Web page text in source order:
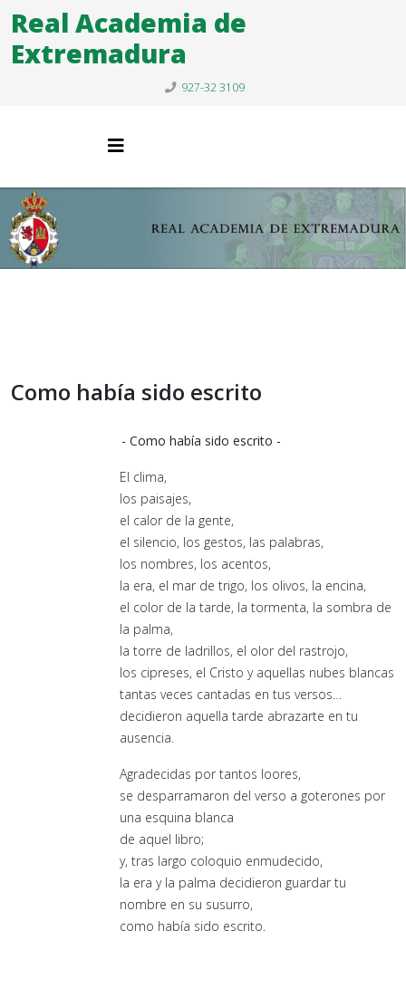
Real Academia de
Extremadura
927-32 3109
Como había sido escrito
- Como había sido escrito -
El clima,
los paisajes,
el calor de la gente,
el silencio, los gestos, las palabras,
los nombres, los acentos,
la era, el mar de trigo, los olivos, la encina,
el color de la tarde, la tormenta, la sombra de
la palma,
la torre de ladrillos, el olor del rastrojo,
los cipreses, el Cristo y aquellas nubes blancas
tantas veces cantadas en tus versos…
decidieron aquella tarde abrazarte en tu
ausencia.
Agradecidas por tantos loores,
se desparramaron del verso a goterones por
una esquina blanca
de aquel libro;
y, tras largo coloquio enmudecido,
la era y la palma decidieron guardar tu
nombre en su susurro,
como había sido escrito.